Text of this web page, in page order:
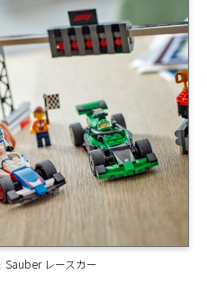
Sauber レースカー